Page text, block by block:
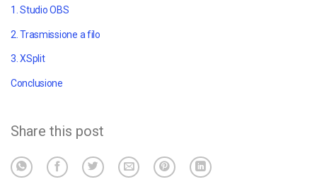
1. Studio OBS
2. Trasmissione a filo
3. XSplit
Conclusione
Share this post